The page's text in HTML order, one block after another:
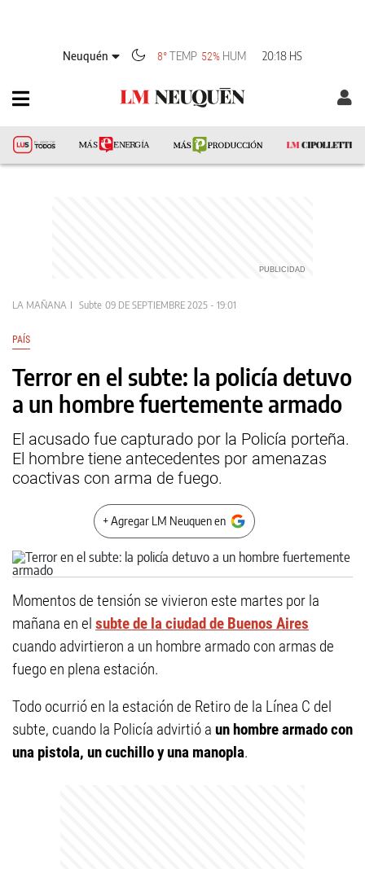
Neuquén 8° TEMP 52% HUM 20:18 HS
LA MAÑANA Subte 09 DE SEPTIEMBRE 2025 - 19:01
PAÍS
Terror en el subte: la policía detuvo
a un hombre fuertemente armado
El acusado fue capturado por la Policía porteña.
El hombre tiene antecedentes por amenazas
coactivas con arma de fuego.
+ Agregar LM Neuquen en
Momentos de tensión se vivieron este martes por la
mañana en el subte de la ciudad de Buenos Aires
cuando advirtieron a un hombre armado con armas de
fuego en plena estación.
Todo ocurrió en la estación de Retiro de la Línea C del
subte, cuando la Policía advirtió a un hombre armado con
una pistola, un cuchillo y una manopla.